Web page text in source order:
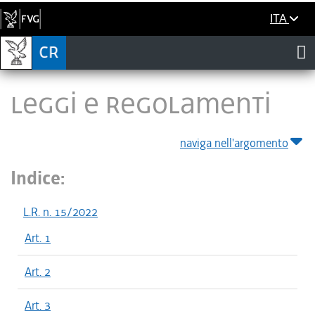
ITA
LEGGI E REGOLAMENTI
naviga nell'argomento
Indice:
L.R. n. 15/2022
Art. 1
Art. 2
Art. 3